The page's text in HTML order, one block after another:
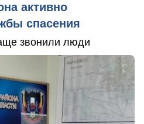
активно
спасения
звонили люди